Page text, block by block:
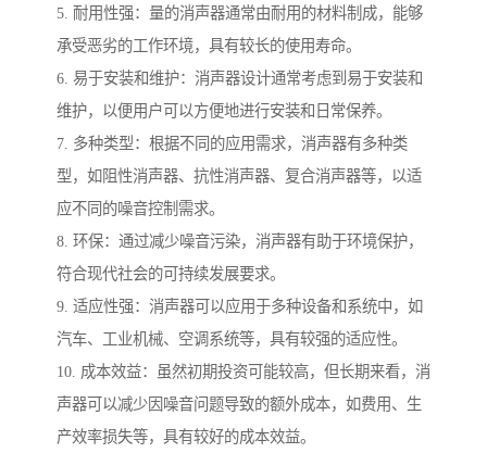
5. 耐用性强：量的消声器通常由耐用的材料制成，能够
承受恶劣的工作环境，具有较长的使用寿命。
6. 易于安装和维护：消声器设计通常考虑到易于安装和
维护，以便用户可以方便地进行安装和日常保养。
7. 多种类型：根据不同的应用需求，消声器有多种类
型，如阻性消声器、抗性消声器、复合消声器等，以适
应不同的噪音控制需求。
8. 环保：通过减少噪音污染，消声器有助于环境保护，
符合现代社会的可持续发展要求。
9. 适应性强：消声器可以应用于多种设备和系统中，如
汽车、工业机械、空调系统等，具有较强的适应性。
10. 成本效益：虽然初期投资可能较高，但长期来看，消
声器可以减少因噪音问题导致的额外成本，如费用、生
产效率损失等，具有较好的成本效益。